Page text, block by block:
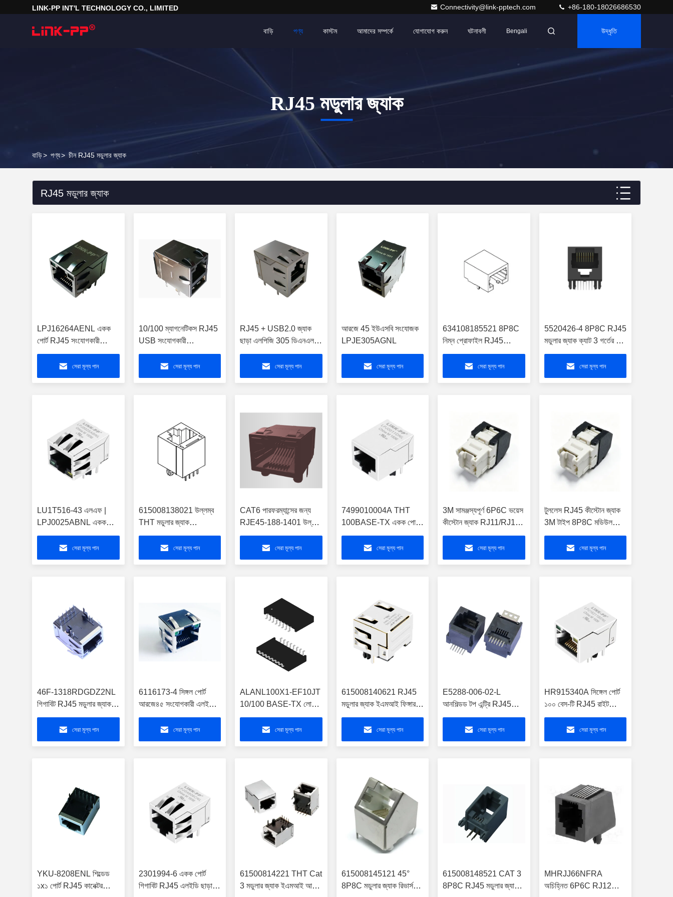
LINK-PP INT'L TECHNOLOGY CO., LIMITED Connectivity@link-pptech.com +86-180-18026686530
বাড়ি পণ্য আমাদের সম্পর্কে যোগাযোগ করুন ঘটনাবলী
কাস্টম Bengali উদ্ধৃতি
RJ45 মডুলার জ্যাক
বাড়ি> পণ্য> চীন RJ45 মডুলার জ্যাক
RJ45 মডুলার জ্যাক
LPJ16264AENL একক
পোর্ট RJ45 সংযোগকারী
10/100Base-T চৌম্বকীয়
সেরা মূল্য পান
10/100 ম্যাগনেটিকস RJ45
USB সংযোগকারী
LPJU3401AONL
সেরা মূল্য পান
RJ45 + USB2.0 জ্যাক
ছাড়া এলপিজি 305 ডিএনএল
ছাড়া
সেরা মূল্য পান
আরজে 45 ইউএসবি সংযোজক
LPJE305AGNL
সেরা মূল্য পান
634108185521 8P8C
নিম্ন প্রোফাইল RJ45
সংযোগকারী CAT 3 SMT
মডুলার জ্যাক
সেরা মূল্য পান
5520426-4 8P8C RJ45
মডুলার জ্যাক ক্যাট 3 গর্তের মধ্য
দিয়ে সমকোণ
সেরা মূল্য পান
LU1T516-43 এলএফ |
LPJ0025ABNL একক
RJ45 রোধ ভোল্টেজ
ক্যাপাসিটরের সাথেসেরা মূল্য পান
615008138021 উল্লম্ব
THT মডুলার জ্যাক
Unshielded WR-MJ
সেরা মূল্য পান
CAT6 পারফরম্যান্সের জন্য
RJE45-188-1401 উল্লম্ব
8P8C মডুলার জ্যাক
সেরা মূল্য পান
7499010004A THT
100BASE-TX একক পোর্ট
RJ45 সংযোগকারী 350µH
ইন্ডাকট্যান্স
সেরা মূল্য পান
3M সামঞ্জস্যপূর্ণ 6P6C ভয়েস
কীস্টোন জ্যাক RJ11/RJ12
টেলিফোন মডিউল
সেরা মূল্য পান
টুললেস RJ45 কীস্টোন জ্যাক
3M টাইপ 8P8C মডিউল
Cat6 Cat6A UTP
সেরা মূল্য পান
46F-1318RDGDZ2NL
গিগাবিট RJ45 মডুলার জ্যাক
3G ওয়্যারলেস ওয়ান
সেরা মূল্য পান
6116173-4 সিঙ্গল পোর্ট
আরজে৪৫ সংযোগকারী এলইডি
শেল্ডেড
সেরা মূল্য পান
ALANL100X1-EF10JT
10/100 BASE-TX লো
প্রোফাইল SMD LAN
ট্রান্সফরমার
সেরা মূল্য পান
615008140621 RJ45
মডুলার জ্যাক ইএমআই ফিঙ্গার
রেটিং CAT 3 দিয়ে সুরক্ষিত
সেরা মূল্য পান
E5288-006-02-L
আনশিল্ডড টপ এন্ট্রি RJ45
মডুলার জ্যাক সারফেস মাউন্ট
সেরা মূল্য পান
HR915340A সিঙ্গেল পোর্ট
১০০ বেস-টি RJ45 রাইট
অ্যাঙ্গেল কানেক্টর
সেরা মূল্য পান
YKU-8208ENL শিল্ডেড
১x১ পোর্ট RJ45 কানেক্টর
2301994-6 একক পোর্ট
গিগাবিট RJ45 এলইডি ছাড়া
61500814221 THT Cat
3 মডুলার জ্যাক ইএমআই আঙুল
615008145121 45°
8P8C মডুলার জ্যাক রিভার্স
615008148521 CAT 3
8P8C RJ45 মডুলার জ্যাক
MHRJJ66NFRA
অচিহ্নিত 6P6C RJ12